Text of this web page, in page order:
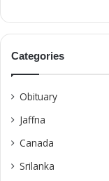
Categories
Obituary
Jaffna
Canada
Srilanka